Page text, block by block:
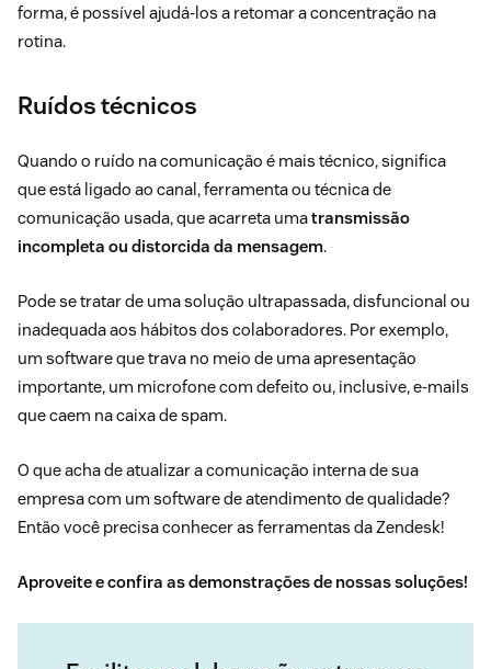
forma, é possível ajudá-los a retomar a concentração na
rotina.
Ruídos técnicos
Quando o ruído na comunicação é mais técnico, significa
que está ligado ao canal, ferramenta ou técnica de
comunicação usada, que acarreta umatransmissão
incompleta ou distorcida da mensagem.
Pode se tratar de uma solução ultrapassada, disfuncional ou
inadequada aos hábitos dos colaboradores. Por exemplo,
um software que trava no meio de uma apresentação
importante, um microfone com defeito ou, inclusive, e-mails
que caem na caixa de spam.
O que acha de atualizar a comunicação interna de sua
empresa com um software de atendimento de qualidade?
Então você precisa conhecer as ferramentas da Zendesk!
Aproveite e confira asdemonstrações de nossas soluções!